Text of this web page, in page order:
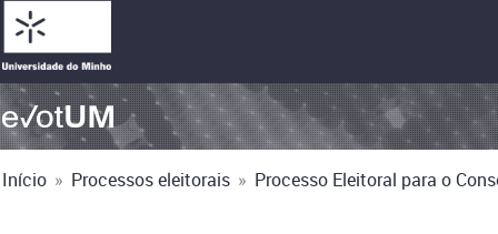
Início » Processos eleitorais » Processo Eleitoral para o